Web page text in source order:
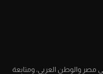
مصر والوطن العربي، ومتابعة